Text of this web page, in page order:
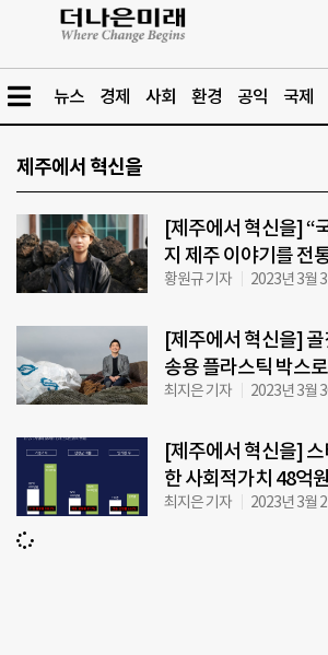
뉴스 경제 사회 환경 공익 국제
제주에서 혁신을
[제주에서 혁신을] “
지 제주 이야기를 전
황원규 기자 2023년 3월
[제주에서 혁신을]
송용 플라스틱 박스로
최지은 기자 2023년 3월
[제주에서 혁신을]
한 사회적가치 48억원
최지은 기자 2023년 3월